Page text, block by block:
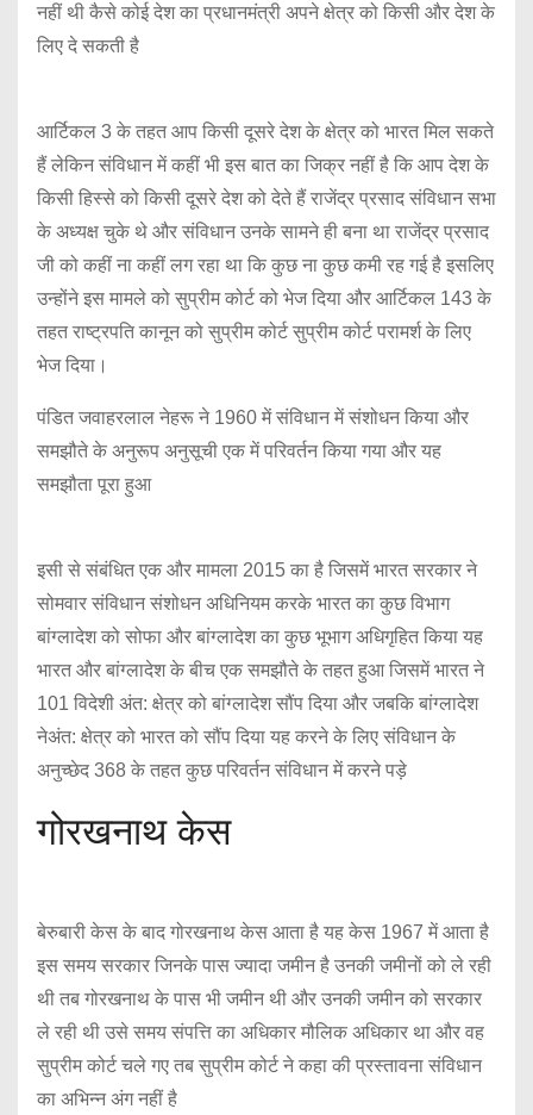
नहीं थी कैसे कोई देश का प्रधानमंत्री अपने क्षेत्र को किसी और देश के
लिए दे सकती है
आर्टिकल 3 के तहत आप किसी दूसरे देश के क्षेत्र को भारत मिल सकते
हैं लेकिन संविधान में कहीं भी इस बात का जिक्र नहीं है कि आप देश के
किसी हिस्से को किसी दूसरे देश को देते हैं राजेंद्र प्रसाद संविधान सभा
के अध्यक्ष चुके थे और संविधान उनके सामने ही बना था राजेंद्र प्रसाद
जी को कहीं ना कहीं लग रहा था कि कुछ ना कुछ कमी रह गई है इसलिए
उन्होंने इस मामले को सुप्रीम कोर्ट को भेज दिया और आर्टिकल 143 के
तहत राष्ट्रपति कानून को सुप्रीम कोर्ट सुप्रीम कोर्ट परामर्श के लिए
भेज दिया।
पंडित जवाहरलाल नेहरू ने 1960 में संविधान में संशोधन किया और
समझौते के अनुरूप अनुसूची एक में परिवर्तन किया गया और यह
समझौता पूरा हुआ
इसी से संबंधित एक और मामला 2015 का है जिसमें भारत सरकार ने
सोमवार संविधान संशोधन अधिनियम करके भारत का कुछ विभाग
बांग्लादेश को सोफा और बांग्लादेश का कुछ भूभाग अधिगृहित किया यह
भारत और बांग्लादेश के बीच एक समझौते के तहत हुआ जिसमें भारत ने
101 विदेशी अंत: क्षेत्र को बांग्लादेश सौंप दिया और जबकि बांग्लादेश
नेअंत: क्षेत्र को भारत को सौंप दिया यह करने के लिए संविधान के
अनुच्छेद 368 के तहत कुछ परिवर्तन संविधान में करने पड़े
गोरखनाथ केस
बेरुबारी केस के बाद गोरखनाथ केस आता है यह केस 1967 में आता है
इस समय सरकार जिनके पास ज्यादा जमीन है उनकी जमीनों को ले रही
थी तब गोरखनाथ के पास भी जमीन थी और उनकी जमीन को सरकार
ले रही थी उसे समय संपत्ति का अधिकार मौलिक अधिकार था और वह
सुप्रीम कोर्ट चले गए तब सुप्रीम कोर्ट ने कहा की प्रस्तावना संविधान
का अभिन्न अंग नहीं है